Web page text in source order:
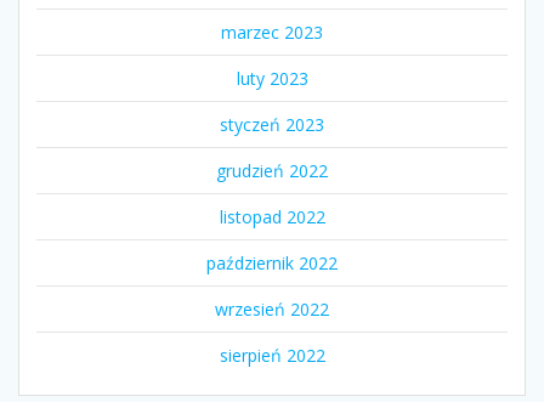
marzec 2023
luty 2023
styczeń 2023
grudzień 2022
listopad 2022
październik 2022
wrzesień 2022
sierpień 2022